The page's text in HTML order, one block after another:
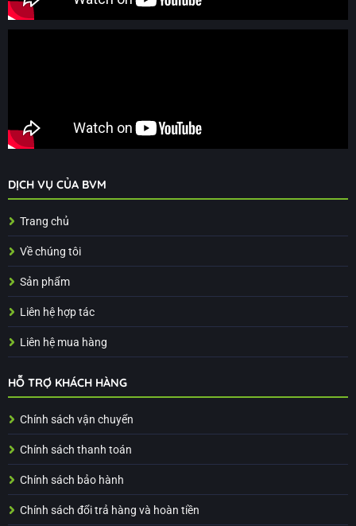
DỊCH VỤ CỦA BVM
Trang chủ
Về chúng tôi
Sản phẩm
Liên hệ hợp tác
Liên hệ mua hàng
HỖ TRỢ KHÁCH HÀNG
Chính sách vận chuyển
Chính sách thanh toán
Chính sách bảo hành
Chính sách đổi trả hàng và hoàn tiền